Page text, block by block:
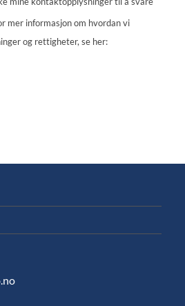
mer informasjon om hvordan vi
og rettigheter, se her: